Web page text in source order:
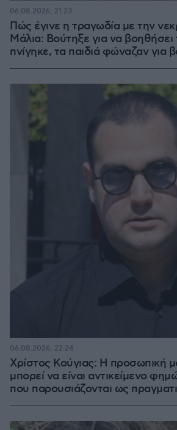
Πώς έγινε η τραγωδία με την
Μάλια: Βούτηξε για να βοηθήσει
πνίγηκε, τα παιδιά φώναζαν για
06.08.2026, 21:23
Χρίστος Κούγιας: Η προσωπική
μπορεί να είναι αντικείμενο
που παρουσιάζονται ως
06.08.2026, 22:24